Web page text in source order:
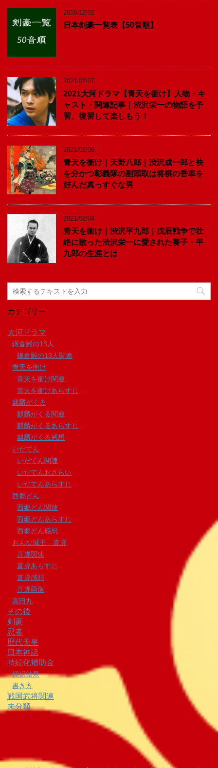
2016/12/01
日本剣豪一覧表【50音順】
2021/02/07
2021大河ドラマ【青天を衝け】人物・キ
ャスト・関連記事｜渋沢栄一の物語を予
習、復習して楽しもう！
2021/02/06
青天を衝け｜天野八郎｜渋沢成一郎と袂
を分かつ彰義隊の副頭取は将棋の香車を
好んだ真っすぐな男
2021/02/04
青天を衝け｜渋沢平九郎｜戊辰戦争で壮
絶に散った渋沢栄一に愛された養子・平
九郎の生涯とは
カテゴリー
大河ドラマ
鎌倉殿の13人
鎌倉殿の13人関連
青天を衝け
青天を衝け関連
青天を衝けあらすじ
麒麟がくる
麒麟がくる関連
麒麟がくるあらすじ
麒麟がくる感想
いだてん
いだてん関連
いだてんおさらい
いだてんあらすじ
西郷どん
西郷どん関連
西郷どんあらすじ
西郷どん感想
おんな城主 直虎
直虎関連
直虎あらすじ
直虎感想
直虎画像
真田丸
その後
剣豪
忍者
歴代天皇
日本神話
持続化補助金
採択結果
書き方
戦国武将関連
未分類